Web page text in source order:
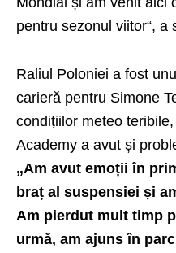
pentru sezonul viitor“, a
Raliul Poloniei a fost
carieră pentru Simone
condițiilor meteo
Academy a avut și
„Am avut emoții în
braț al suspensiei și
Am pierdut mult timp
urmă, am ajuns în